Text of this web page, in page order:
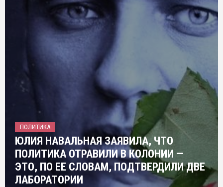
ПОЛИТИКА
ЮЛИЯ НАВАЛЬНАЯ ЗАЯВИЛА, ЧТО
ПОЛИТИКА ОТРАВИЛИ В КОЛОНИИ —
ЭТО, ПО ЕЕ СЛОВАМ, ПОДТВЕРДИЛИ ДВЕ
ЛАБОРАТОРИИ